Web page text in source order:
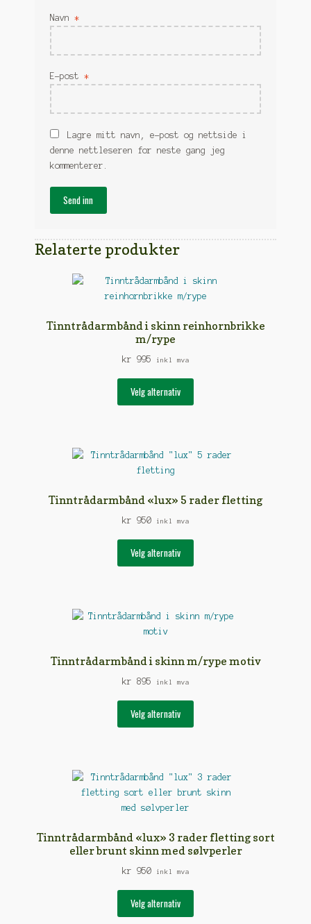
Navn *
E-post *
Lagre mitt navn, e-post og nettside i
denne nettleseren for neste gang jeg
kommenterer.
Relaterte produkter
Tinntrådarmbånd i skinn reinhornbrikke
m/rype
kr 995 inkl mva
Velg alternativ
Alternativene
på
Tinntrådarmbånd «lux» 5 rader fletting
kr 950 inkl mva
Velg alternativ
Alternativene
på
Tinntrådarmbånd i skinn m/rype motiv
kr 895 inkl mva
Velg alternativ
Alternativene
kan
produktsiden
Tinntrådarmbånd «lux» 3 rader fletting sort
eller brunt skinn med sølvperler
kr 950 inkl mva
Velg alternativ